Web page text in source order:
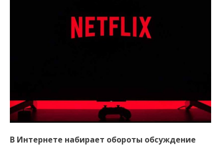
В Интернете набирает обороты обсуждение